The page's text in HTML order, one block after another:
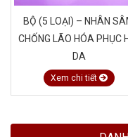
BỘ (5 LOẠI) – NHÂN
CHỐNG LÃO HÓA PHỤC
DA
Xem chi tiết